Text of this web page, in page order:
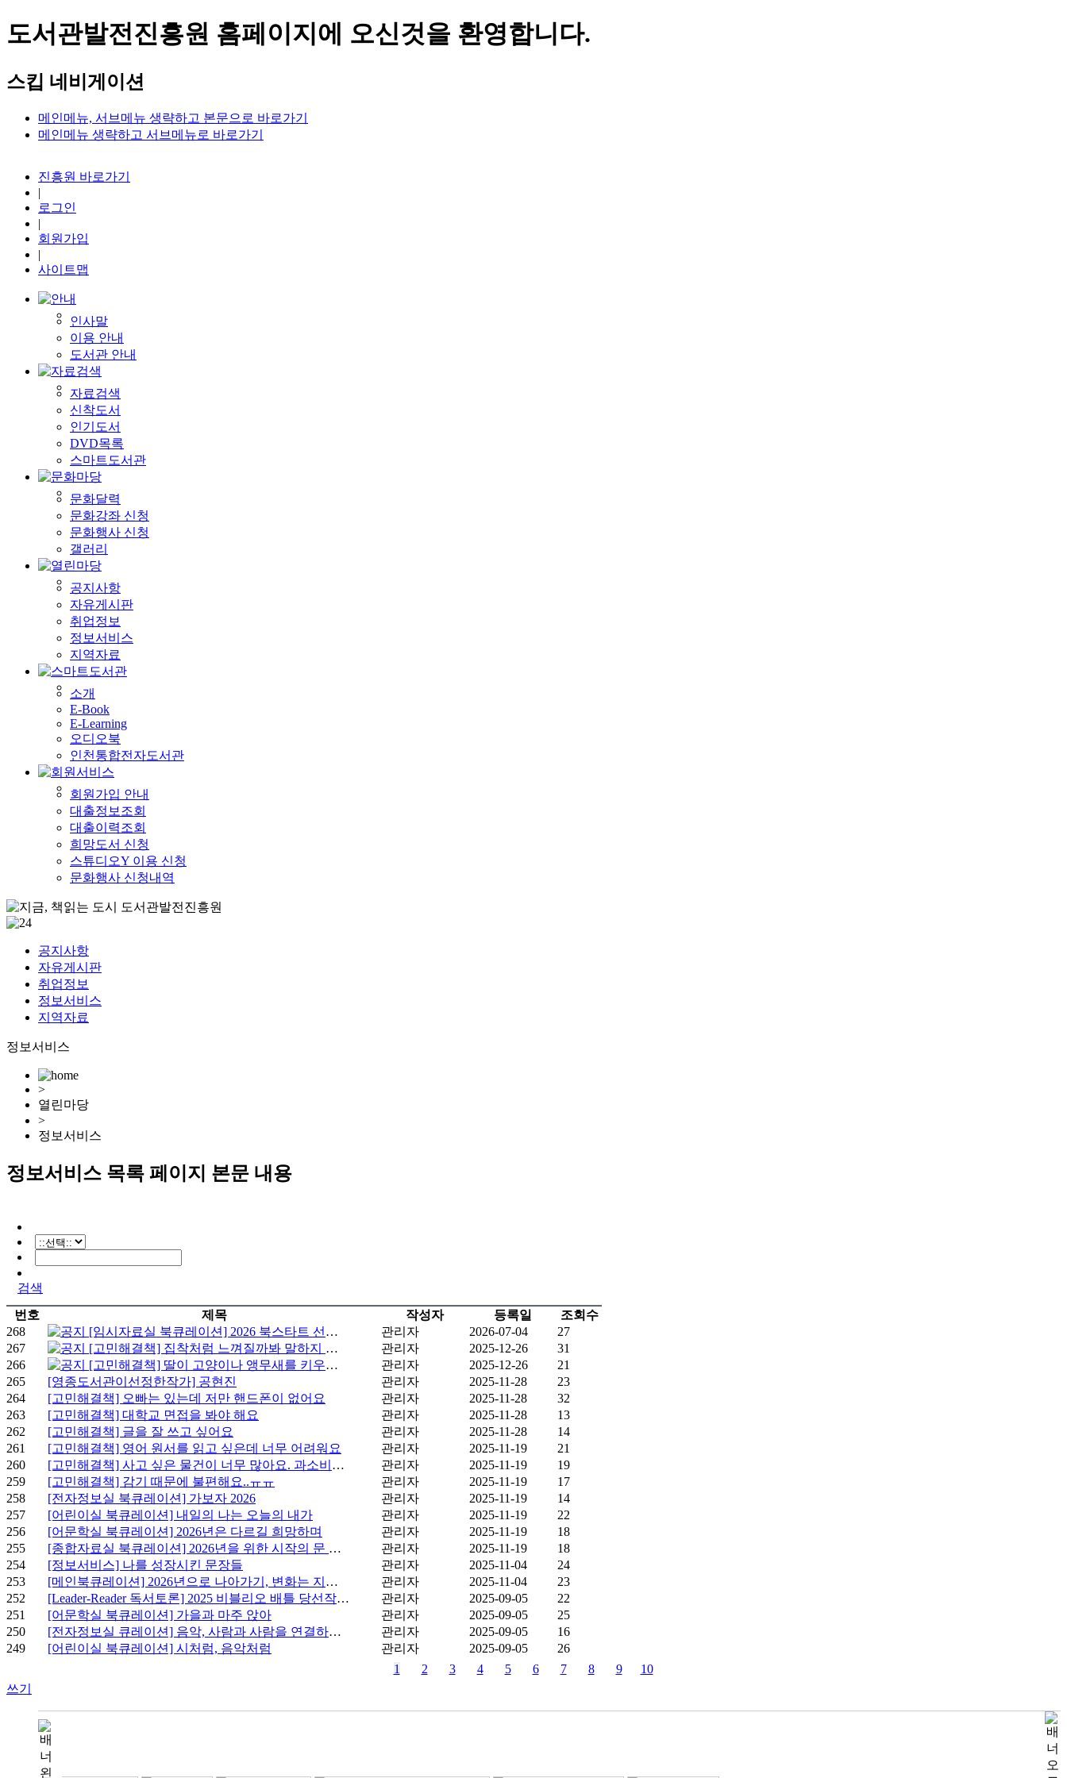
도서관발전진흥원 홈페이지에 오신것을 환영합니다.
스킵 네비게이션
메인메뉴, 서브메뉴 생략하고 본문으로 바로가기
메인메뉴 생략하고 서브메뉴로 바로가기
진흥원 바로가기
|
로그인
|
회원가입
|
사이트맵
인사말
이용 안내
도서관 안내
자료검색
신착도서
인기도서
DVD목록
스마트도서관
문화달력
문화강좌 신청
문화행사 신청
갤러리
공지사항
자유게시판
취업정보
정보서비스
지역자료
소개
E-Book
E-Learning
오디오북
인천통합전자도서관
회원가입 안내
대출정보조회
대출이력조회
희망도서 신청
스튜디오Y 이용 신청
문화행사 신청내역
공지사항
자유게시판
취업정보
정보서비스
지역자료
정보서비스
>
열린마당
>
정보서비스
정보서비스 목록 페이지 본문 내용
검색
번호
제목 작성자 등록일
조회수
268
[임시자료실 북큐레이션] 2026 북스타트 선정 도서 관리자 2026-07-04
27
267
[고민해결책] 집착처럼 느껴질까봐 말하지 못하겠어요 관리자 2025-12-26
31
266
[고민해결책] 딸이 고양이나 앵무새를 키우고 싶어해요 관리자 2025-12-26
21
265
[영종도서관이선정한작가] 공현진 관리자 2025-11-28
23
264
[고민해결책] 오빠는 있는데 저만 핸드폰이 없어요 관리자 2025-11-28
32
263
[고민해결책] 대학교 면접을 봐야 해요 관리자 2025-11-28
13
262
[고민해결책] 글을 잘 쓰고 싶어요 관리자 2025-11-28
14
261
[고민해결책] 영어 원서를 읽고 싶은데 너무 어려워요 관리자 2025-11-19
21
260
[고민해결책] 사고 싶은 물건이 너무 많아요. 과소비하면 어쩌죠? 관리자 2025-11-19
19
259
[고민해결책] 감기 때문에 불편해요..ㅠㅠ 관리자 2025-11-19
17
258
[전자정보실 북큐레이션] 가보자 2026 관리자 2025-11-19
14
257
[어린이실 북큐레이션] 내일의 나는 오늘의 내가 관리자 2025-11-19
22
256
[어문학실 북큐레이션] 2026년은 다르길 희망하며 관리자 2025-11-19
18
255
[종합자료실 북큐레이션] 2026년을 위한 시작의 문 앞에서 관리자 2025-11-19
18
254
[정보서비스] 나를 성장시킨 문장들 관리자 2025-11-04
24
253
[메인북큐레이션] 2026년으로 나아가기, 변화는 지금부터! 관리자 2025-11-04
23
252
[Leader-Reader 독서토론] 2025 비블리오 배틀 당선작 소개 관리자 2025-09-05
22
251
[어문학실 북큐레이션] 가을과 마주 앉아 관리자 2025-09-05
25
250
[전자정보실 큐레이션] 음악, 사람과 사람을 연결하는 이야기 관리자 2025-09-05
16
249
[어린이실 북큐레이션] 시처럼, 음악처럼 관리자 2025-09-05
26
1
2 3 4 5 6 7 8 9
10
쓰기